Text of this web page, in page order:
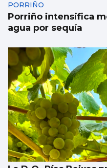
PORRIÑO
Porriño intensifica
agua por sequía